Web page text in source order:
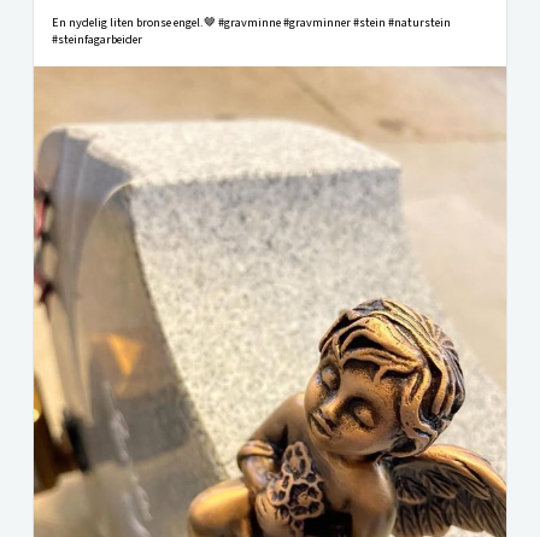
En nydelig liten bronse engel.🤎 #gravminne #gravminner #stein #naturstein
#steinfagarbeider